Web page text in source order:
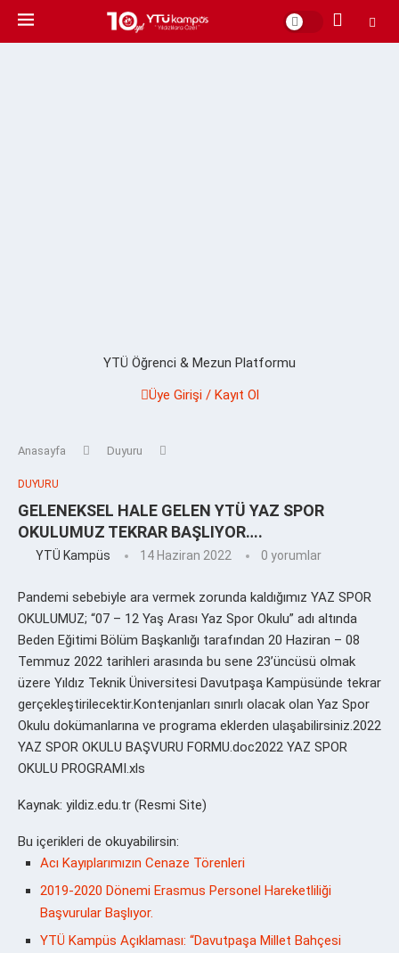
YTÜ Öğrenci & Mezun Platformu
Üye Girişi / Kayıt Ol
Anasayfa Duyuru
DUYURU
GELENEKSEL HALE GELEN YTÜ YAZ SPOR
OKULUMUZ TEKRAR BAŞLIYOR….
YTÜ Kampüs 14 Haziran 2022 0 yorumlar
Pandemi sebebiyle ara vermek zorunda kaldığımız YAZ SPOR
OKULUMUZ; “07 – 12 Yaş Arası Yaz Spor Okulu” adı altında
Beden Eğitimi Bölüm Başkanlığı tarafından 20 Haziran – 08
Temmuz 2022 tarihleri arasında bu sene 23’üncüsü olmak
üzere Yıldız Teknik Üniversitesi Davutpaşa Kampüsünde tekrar
gerçekleştirilecektir.Kontenjanları sınırlı olacak olan Yaz Spor
Okulu dokümanlarına ve programa eklerden ulaşabilirsiniz.2022
YAZ SPOR OKULU BAŞVURU FORMU.doc2022 YAZ SPOR
OKULU PROGRAMI.xls
Kaynak: yildiz.edu.tr (Resmi Site)
Bu içerikleri de okuyabilirsin:
Acı Kayıplarımızın Cenaze Törenleri
2019-2020 Dönemi Erasmus Personel Hareketliliği
Başvurular Başlıyor.
YTÜ Kampüs Açıklaması: “Davutpaşa Millet Bahçesi